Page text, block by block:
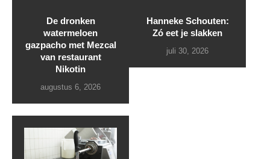
De dronken
watermeloen
gazpacho met Mezcal
van restaurant
Nikotin
augustus 6, 2026
Hanneke Schouten:
Zó eet je slakken
juli 30, 2026